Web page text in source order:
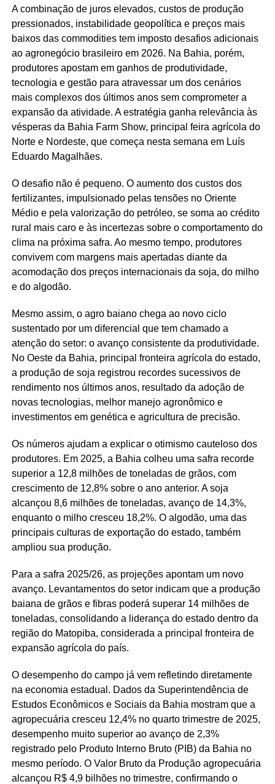
A combinação de juros elevados, custos de produção
pressionados, instabilidade geopolítica e preços mais
baixos das commodities tem imposto desafios adicionais
ao agronegócio brasileiro em 2026. Na Bahia, porém,
produtores apostam em ganhos de produtividade,
tecnologia e gestão para atravessar um dos cenários
mais complexos dos últimos anos sem comprometer a
expansão da atividade. A estratégia ganha relevância às
vésperas da Bahia Farm Show, principal feira agrícola do
Norte e Nordeste, que começa nesta semana em Luís
Eduardo Magalhães.
O desafio não é pequeno. O aumento dos custos dos
fertilizantes, impulsionado pelas tensões no Oriente
Médio e pela valorização do petróleo, se soma ao crédito
rural mais caro e às incertezas sobre o comportamento do
clima na próxima safra. Ao mesmo tempo, produtores
convivem com margens mais apertadas diante da
acomodação dos preços internacionais da soja, do milho
e do algodão.
Mesmo assim, o agro baiano chega ao novo ciclo
sustentado por um diferencial que tem chamado a
atenção do setor: o avanço consistente da produtividade.
No Oeste da Bahia, principal fronteira agrícola do estado,
a produção de soja registrou recordes sucessivos de
rendimento nos últimos anos, resultado da adoção de
novas tecnologias, melhor manejo agronômico e
investimentos em genética e agricultura de precisão.
Os números ajudam a explicar o otimismo cauteloso dos
produtores. Em 2025, a Bahia colheu uma safra recorde
superior a 12,8 milhões de toneladas de grãos, com
crescimento de 12,8% sobre o ano anterior. A soja
alcançou 8,6 milhões de toneladas, avanço de 14,3%,
enquanto o milho cresceu 18,2%. O algodão, uma das
principais culturas de exportação do estado, também
ampliou sua produção.
Para a safra 2025/26, as projeções apontam um novo
avanço. Levantamentos do setor indicam que a produção
baiana de grãos e fibras poderá superar 14 milhões de
toneladas, consolidando a liderança do estado dentro da
região do Matopiba, considerada a principal fronteira de
expansão agrícola do país.
O desempenho do campo já vem refletindo diretamente
na economia estadual. Dados da Superintendência de
Estudos Econômicos e Sociais da Bahia mostram que a
agropecuária cresceu 12,4% no quarto trimestre de 2025,
desempenho muito superior ao avanço de 2,3%
registrado pelo Produto Interno Bruto (PIB) da Bahia no
mesmo período. O Valor Bruto da Produção agropecuária
alcançou R$ 4,9 bilhões no trimestre, confirmando o